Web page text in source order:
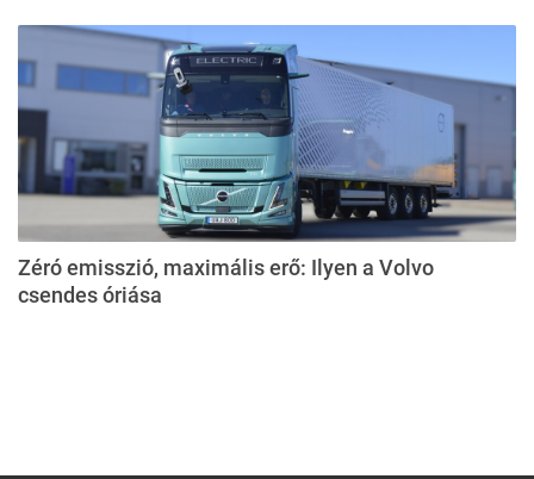
Zéró emisszió, maximális erő: Ilyen a Volvo
csendes óriása